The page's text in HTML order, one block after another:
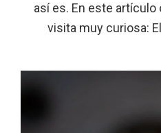
así es. En este
visita muy curiosa: